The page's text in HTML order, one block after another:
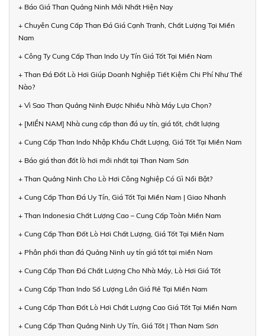
+ Báo Giá Than Quảng Ninh Mới Nhất Hiện Nay
+ Chuyên Cung Cấp Than Đá Giá Cạnh Tranh, Chất Lượng Tại Miền
Nam
+ Công Ty Cung Cấp Than Indo Uy Tín Giá Tốt Tại Miền Nam
+ Than Đá Đốt Lò Hơi Giúp Doanh Nghiệp Tiết Kiệm Chi Phí Như Thế
Nào?
+ Vì Sao Than Quảng Ninh Được Nhiều Nhà Máy Lựa Chọn?
+ [MIỀN NAM] Nhà cung cấp than đá uy tín, giá tốt, chất lượng
+ Cung Cấp Than Indo Nhập Khẩu Chất Lượng, Giá Tốt Tại Miền Nam
+ Báo giá than đốt lò hơi mới nhất tại Than Nam Sơn
+ Than Quảng Ninh Cho Lò Hơi Công Nghiệp Có Gì Nổi Bật?
+ Cung Cấp Than Đá Uy Tín, Giá Tốt Tại Miền Nam | Giao Nhanh
+ Than Indonesia Chất Lượng Cao – Cung Cấp Toàn Miền Nam
+ Cung Cấp Than Đốt Lò Hơi Chất Lượng, Giá Tốt Tại Miền Nam
+ Phân phối than đá Quảng Ninh uy tín giá tốt tại miền Nam
+ Cung Cấp Than Đá Chất Lượng Cho Nhà Máy, Lò Hơi Giá Tốt
+ Cung Cấp Than Indo Số Lượng Lớn Giá Rẻ Tại Miền Nam
+ Cung Cấp Than Đốt Lò Hơi Chất Lượng Cao Giá Tốt Tại Miền Nam
+ Cung Cấp Than Quảng Ninh Uy Tín, Giá Tốt | Than Nam Sơn